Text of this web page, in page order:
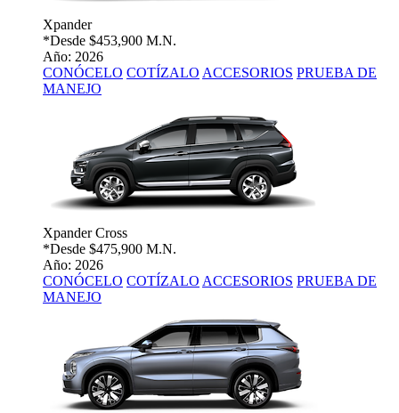
Xpander
*Desde $453,900 M.N.
Año: 2026
CONÓCELO COTÍZALO ACCESORIOS PRUEBA DE
MANEJO
Xpander Cross
*Desde $475,900 M.N.
Año: 2026
CONÓCELO COTÍZALO ACCESORIOS PRUEBA DE
MANEJO